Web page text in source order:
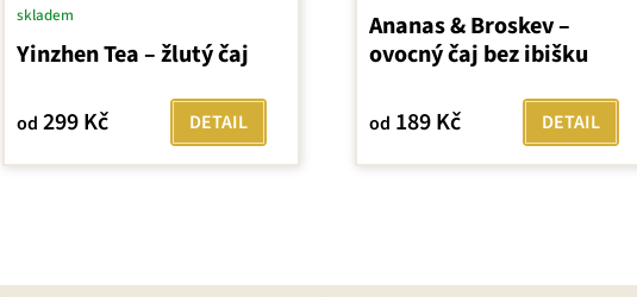
Yinzhen Tea – žlutý čaj
skladem
od 299 Kč DETAIL
Ananas & Broskev –
ovocný čaj bez ibišku
od 189 Kč DETAIL